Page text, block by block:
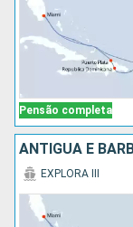
Pensão completa
EXPLORA III